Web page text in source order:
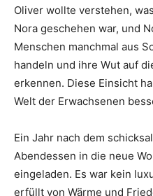
Oliver wollte verstehen,
Nora geschehen war, und
Menschen manchmal aus
handeln und ihre Wut auf
erkennen. Diese Einsicht
Welt der Erwachsenen
Ein Jahr nach dem
Abendessen in die neue
eingeladen. Es war kein
erfüllt von Wärme und